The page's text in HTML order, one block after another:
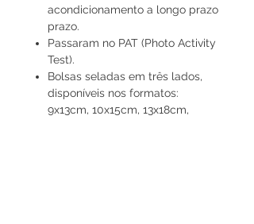
acondicionamento a longo prazo
prazo.
Passaram no PAT (Photo Activity
Test).
Bolsas seladas em três lados,
disponíveis nos formatos:
9x13cm, 10x15cm, 13x18cm,